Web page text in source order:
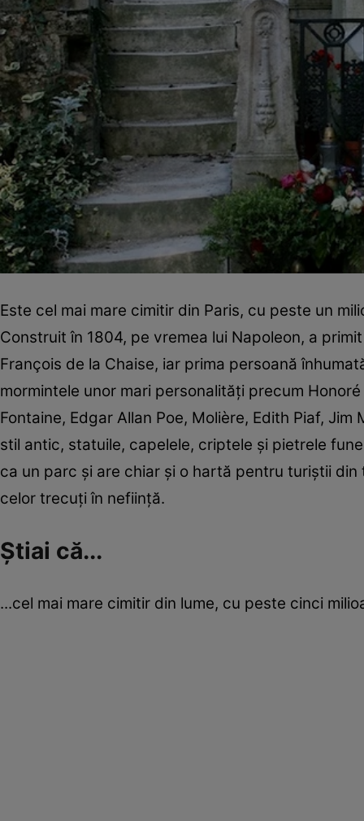
Este cel mai mare cimitir din Paris, cu peste un
Construit în 1804, pe vremea lui Napoleon, a
François de la Chaise, iar prima persoană
mormintele unor mari personalităţi precum
Fontaine, Edgar Allan Poe, Molière, Edith Piaf,
stil antic, statuile, capelele, criptele şi pietrele
ca un parc şi are chiar şi o hartă pentru turiştii
celor trecuţi în nefiinţă.
Ştiai că...
...cel mai mare cimitir din lume, cu peste cinci